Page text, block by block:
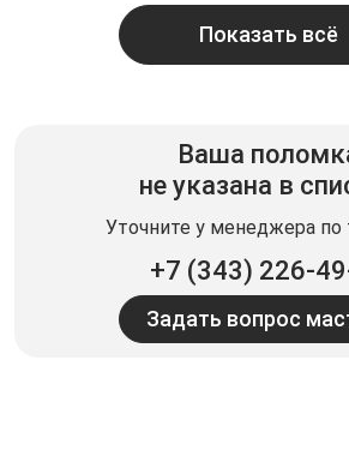
Показать всё
Ваша
не указана в
Уточните у менеджера по
+7 (343) 226-
Задать вопрос